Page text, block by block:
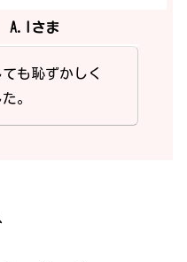
A.Iさま
も恥ずかしく
。